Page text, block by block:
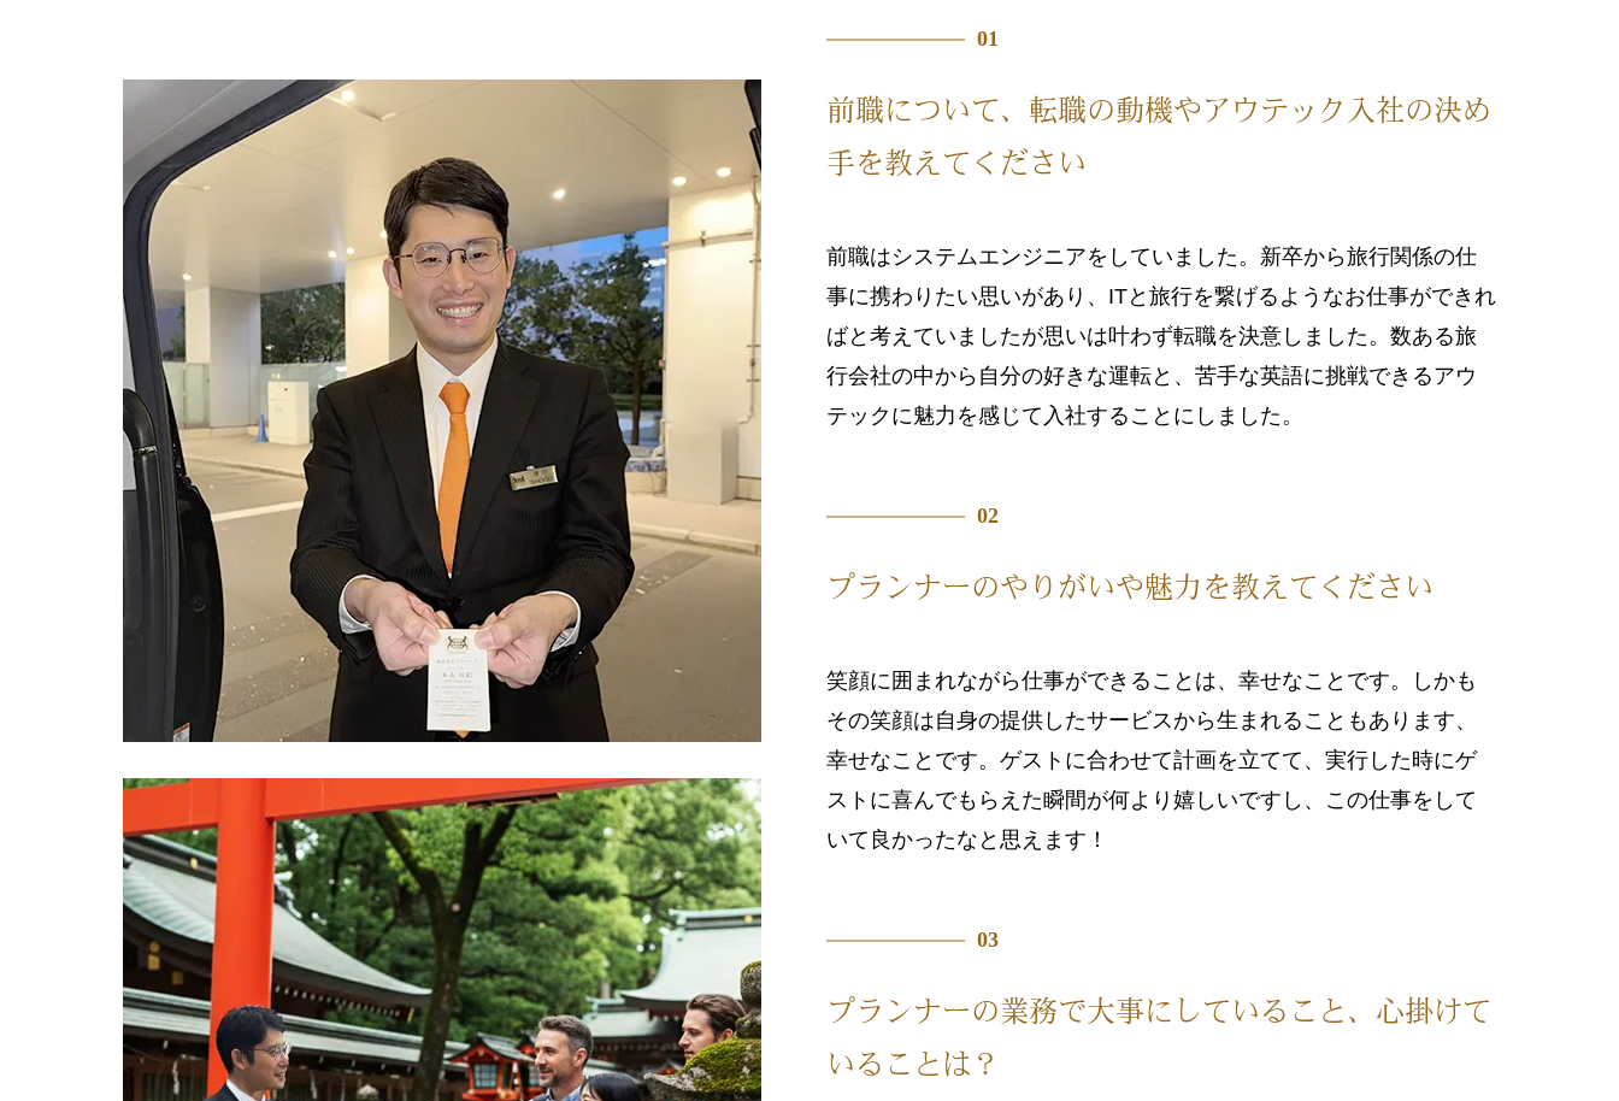
01
前職について、転職の動機やアウテック入社の決め
手を教えてください
前職はシステムエンジニアをしていました。新卒から旅行関係の仕
事に携わりたい思いがあり、ITと旅行を繋げるようなお仕事ができれ
ばと考えていましたが思いは叶わず転職を決意しました。数ある旅
行会社の中から自分の好きな運転と、苦手な英語に挑戦できるアウ
テックに魅力を感じて入社することにしました。
02
プランナーのやりがいや魅力を教えてください
笑顔に囲まれながら仕事ができることは、幸せなことです。しかも
その笑顔は自身の提供したサービスから生まれることもあります、
幸せなことです。ゲストに合わせて計画を立てて、実行した時にゲ
ストに喜んでもらえた瞬間が何より嬉しいですし、この仕事をして
いて良かったなと思えます！
03
プランナーの業務で大事にしていること、心掛けて
いることは？